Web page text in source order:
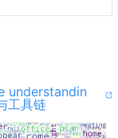
understandin
工具链